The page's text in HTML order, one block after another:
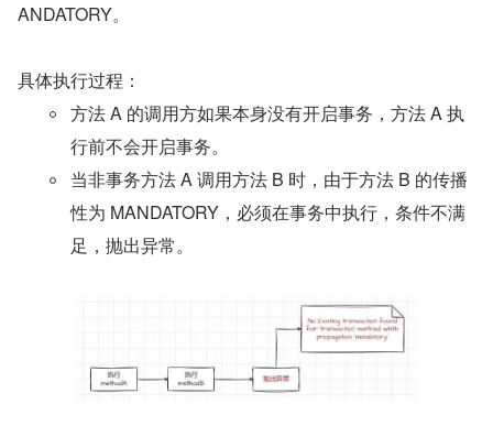
ANDATORY。
具体执行过程：
方法 A 的调用方如果本身没有开启事务，方法 A 执
行前不会开启事务。
当非事务方法 A 调用方法 B 时，由于方法 B 的传播
性为 MANDATORY，必须在事务中执行，条件不满
足，抛出异常。